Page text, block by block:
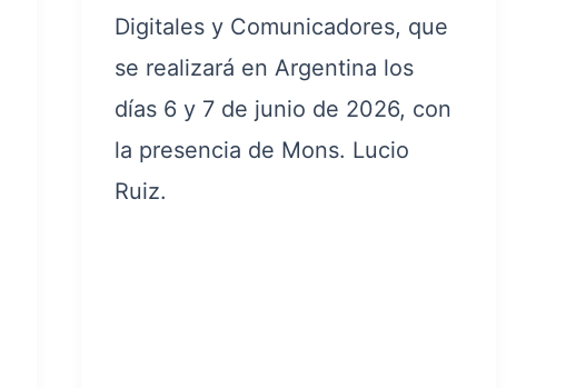
Digitales y Comunicadores, que
se realizará en Argentina los
días 6 y 7 de junio de 2026, con
la presencia de Mons. Lucio
Ruiz.